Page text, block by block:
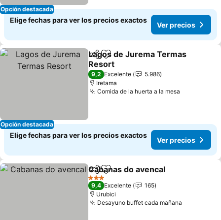
Opción destacada
Elige fechas para ver los precios exactos
Ver precios
Opción destacada
CompartirAgregar a favoritos
Lagos de Jurema Termas
Resort
9,2 Excelente
5.986
Iretama
Comida de la huerta a la mesa
Elige fechas para ver los precios exactos
Ver precios
CompartirAgregar a favoritos
Cabanas do avencal
3 Estrellas
9,4 Excelente
165
Urubici
Desayuno buffet cada mañana